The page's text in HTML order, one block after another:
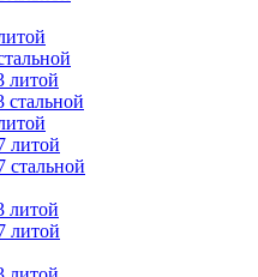
литой
стальной
литой
стальной
литой
литой